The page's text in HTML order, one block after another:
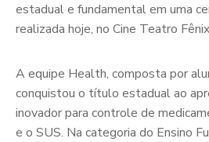
estadual e fundamental em uma
realizada hoje, no Cine Teatro
A equipe Health, composta por
conquistou o título estadual ao
inovador para controle de
e o SUS. Na categoria do Ensino